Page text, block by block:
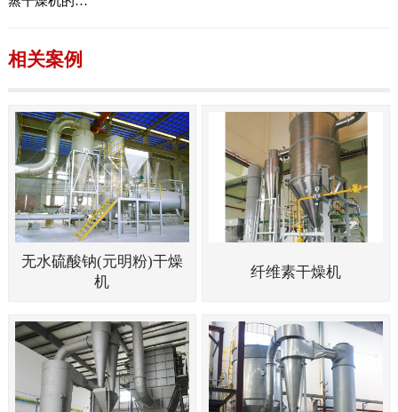
相关案例
无水硫酸钠(元明粉)干燥
机
纤维素干燥机